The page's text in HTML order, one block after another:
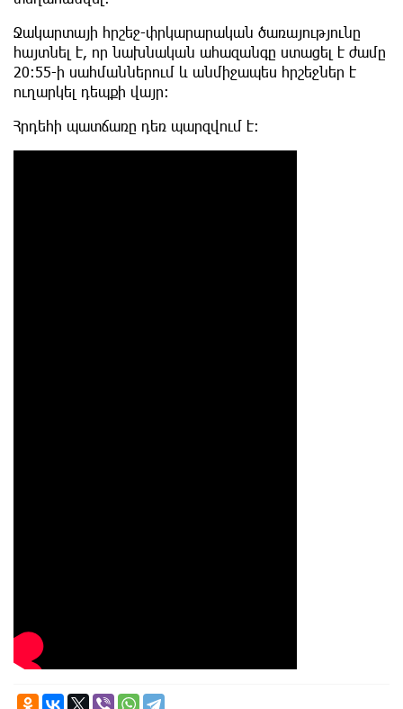
Ջակարտայի հրշեջ-փրկարարական ծառայությունը
հայտնել է, որ նախնական ահազանգը ստացել է ժամը
20:55-ի սահմաններում և անմիջապես հրշեջներ է
ուղարկել դեպքի վայր:
Հրդեհի պատճառը դեռ պարզվում է։